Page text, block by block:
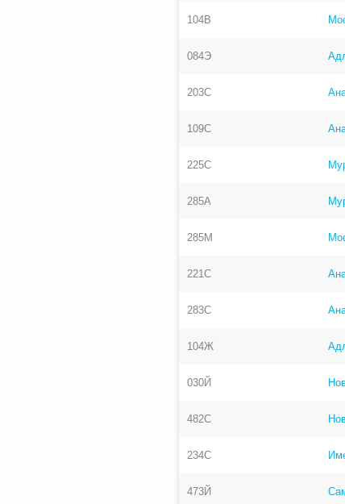
104В
084Э
203С
109С
225С
285А
285М
221С
283С
104Ж
030Й
482С
234С
473Й